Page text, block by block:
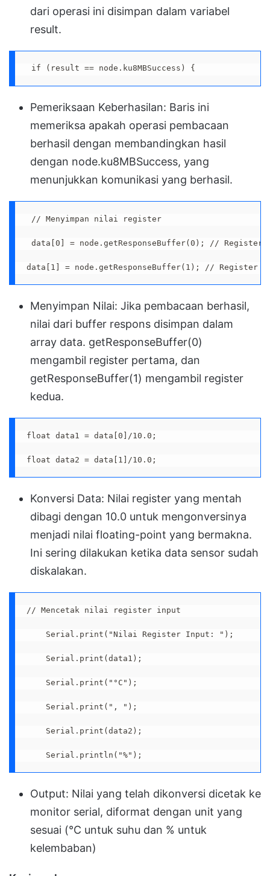
dari operasi ini disimpan dalam variabel
result.
if (result == node.ku8MBSuccess) {
Pemeriksaan Keberhasilan: Baris ini
memeriksa apakah operasi pembacaan
berhasil dengan membandingkan hasil
dengan node.ku8MBSuccess, yang
menunjukkan komunikasi yang berhasil.
// Menyimpan nilai register
data[0] = node.getResponseBuffer(0); // Register
data[1] = node.getResponseBuffer(1); // Register
Menyimpan Nilai: Jika pembacaan berhasil,
nilai dari buffer respons disimpan dalam
array data. getResponseBuffer(0)
mengambil register pertama, dan
getResponseBuffer(1) mengambil register
kedua.
float data1 = data[0]/10.0;
float data2 = data[1]/10.0;
Konversi Data: Nilai register yang mentah
dibagi dengan 10.0 untuk mengonversinya
menjadi nilai floating-point yang bermakna.
Ini sering dilakukan ketika data sensor sudah
diskalakan.
// Mencetak nilai register input
Serial.print("Nilai Register Input: ");
Serial.print(data1);
Serial.print("°C");
Serial.print(", ");
Serial.print(data2);
Serial.println("%");
Output: Nilai yang telah dikonversi dicetak ke
monitor serial, diformat dengan unit yang
sesuai (°C untuk suhu dan % untuk
kelembaban)